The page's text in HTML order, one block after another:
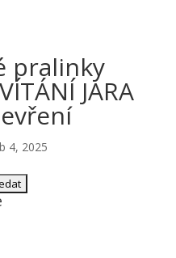
pralinky
JARA
4, 2025